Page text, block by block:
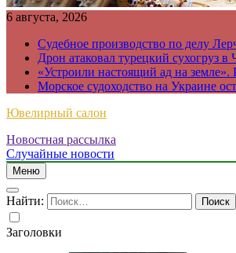
6 августа, 2026
Судебное производство по делу
Дрон атаковал турецкий сухогруз в
«Устроили настоящий ад на
Морское судоходство на Украине
Ювелирный салон
Новостная рассылка
Случайные новости
Меню
Найти:
Заголовки